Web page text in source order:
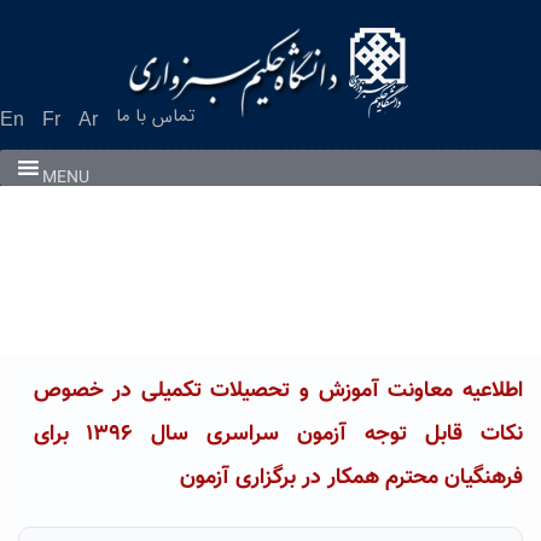
En Fr Ar تماس با ما
MENU
اطلاعیه معاونت آموزش و تحصیلات تکمیلی در خصوص
نکات قابل توجه آزمون سراسری سال ۱۳۹۶ برای
فرهنگیان محترم همکار در برگزاری آزمون